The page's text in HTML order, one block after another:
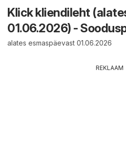
Klick kliendileht
01.06.2026) -
alates esmaspäevast 01.06.2026
REKLAAM